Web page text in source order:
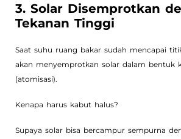
3. Solar Disemprotkan
Tekanan Tinggi
Saat suhu ruang bakar sudah mencapai
akan menyemprotkan solar dalam bentuk
(atomisasi).
Kenapa harus kabut halus?
Supaya solar bisa bercampur sempurna